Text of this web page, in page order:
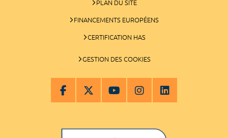
PLAN DU SITE
FINANCEMENTS EUROPÉENS
CERTIFICATION HAS
GESTION DES COOKIES